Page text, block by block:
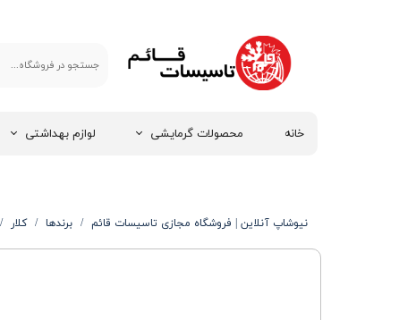
خانه محصولات گرمایشی لوازم بهداشتی
نیوشاپ آنلاین | فروشگاه مجازی تاسیسات قائم برندها کلار